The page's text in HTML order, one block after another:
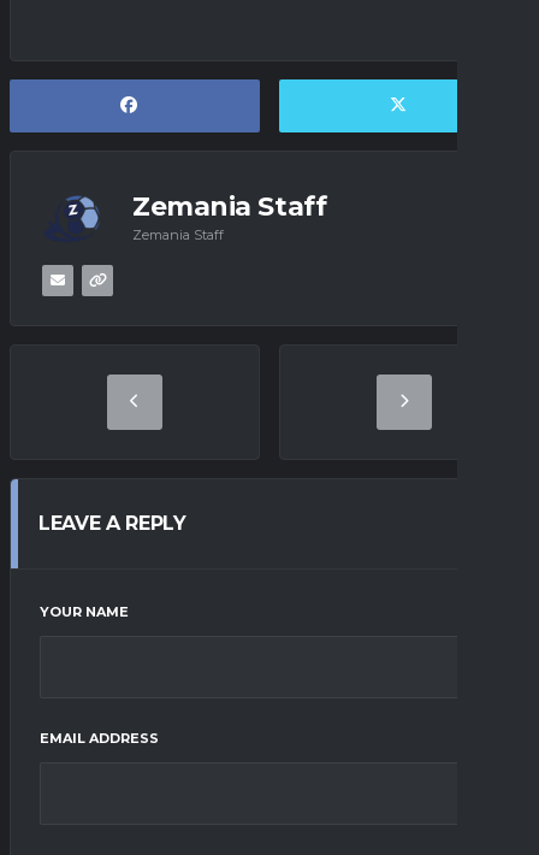
Zemania Staff
Zemania Staff
LEAVE A REPLY
YOUR NAME
EMAIL ADDRESS